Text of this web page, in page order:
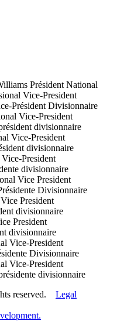
Président National
Vice-President
Président Divisionnaire
Vice-President
divisionnaire
Vice-President
divisionnaire
President
divisionnaire
Vice President
Divisionnaire
President
divisionnaire
President
divisionnaire
Vice-President
Divisionnaire
Vice-President
divisionnaire
reserved. Legal